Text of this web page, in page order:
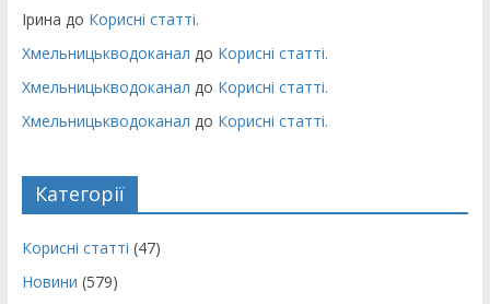
Ірина до Корисні статті.
Хмельницькводоканал до Корисні статті.
Хмельницькводоканал до Корисні статті.
Хмельницькводоканал до Корисні статті.
Категорії
Корисні статті (47)
Новини (579)